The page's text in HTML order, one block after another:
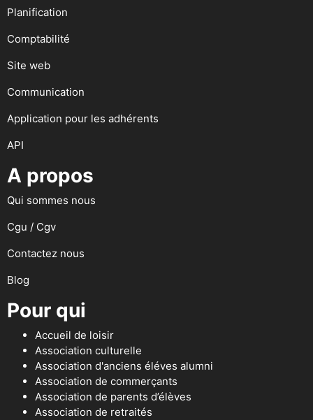
Planification
Comptabilité
Site web
Communication
Application pour les adhérents
API
A propos
Qui sommes nous
Cgu / Cgv
Contactez nous
Blog
Pour qui
Accueil de loisir
Association culturelle
Association d'anciens éléves alumni
Association de commerçants
Association de parents d’élèves
Association de retraités